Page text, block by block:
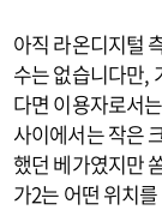
아직 라온디지털
수는 없습니다만,
다면 이용자로서
사이에서는 작은
했던 베가였지만
가2는 어떤 위치